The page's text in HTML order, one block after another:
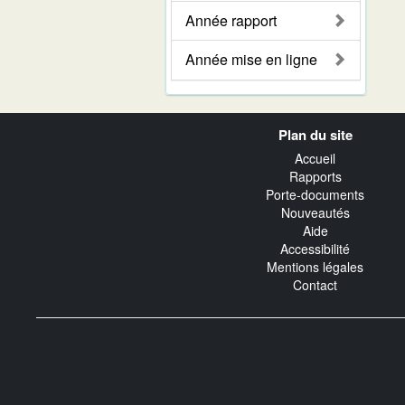
Année rapport
Année mise en ligne
Plan du site
Accueil
Rapports
Porte-documents
Nouveautés
Aide
Accessibilité
Mentions légales
Contact